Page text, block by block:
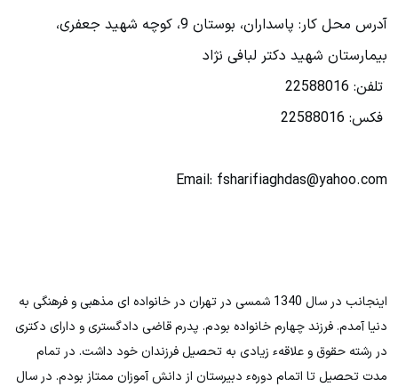
بیمارستان شهید دکتر لبافی نژاد
Email: fsharifiaghdas@yahoo.com
اینجانب در سال 1340 شمسی در تهران در خانواده ای مذهبی و فرهنگی به
دنیا آمدم. فرزند چهارم خانواده بودم. پدرم قاضی دادگستری و دارای دکتری
در رشته حقوق و علاقهء زیادی به تحصیل فرزندان خود داشت. در تمام
مدت تحصیل تا اتمام دورهء دبیرستان از دانش آموزان ممتاز بودم. در سال